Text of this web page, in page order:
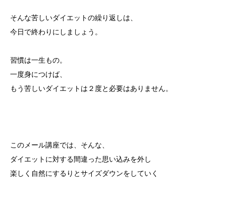
そんな苦しいダイエットの繰り返しは、
今日で終わりにしましょう。
習慣は一生もの。
一度身につけば、
もう苦しいダイエットは２度と必要はありません。
このメール講座では、そんな、
ダイエットに対する間違った思い込みを外し
楽しく自然にするりとサイズダウンをしていく